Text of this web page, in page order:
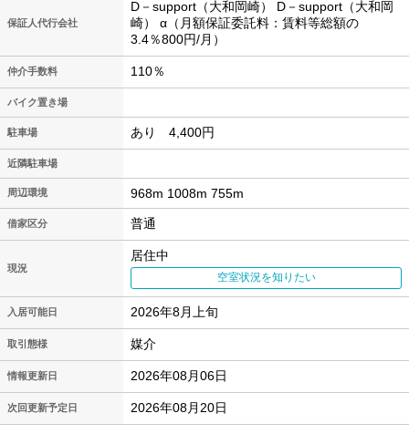
保証人代行会社
D－support（大和岡崎） D－support（大和岡
崎） α（月額保証委託料：賃料等総額の
3.4％800円/月）
仲介手数料 110％
バイク置き場
駐車場 あり 4,400円
近隣駐車場
周辺環境 968m 1008m 755m
借家区分 普通
現況
居住中
空室状況を知りたい
入居可能日 2026年8月上旬
取引態様 媒介
情報更新日 2026年08月06日
次回更新予定日 2026年08月20日